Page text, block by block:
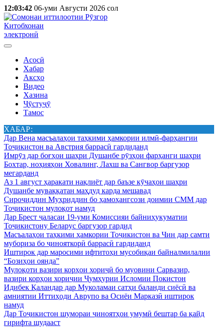
12:03:42 06-уми Августи 2026 сол
Китобхонаи
электронӣ
Асосӣ
Хабар
Аксҳо
Видео
Хазина
Ҷӯстуҷӯ
Тамос
ХАБАР:
Дар Вена масъалаҳои таҳкими ҳамкории илмӣ-фарҳангии
Тоҷикистон ва Австрия баррасӣ гардиданд
Имрӯз дар боғҳои шаҳри Душанбе рӯзҳои фарҳанги шаҳри
Бохтар, ноҳияҳои Ховалинг, Лахш ва Сангвор баргузор
мегарданд
Аз 1 август ҳаракати нақлиёт дар баъзе кӯчаҳои шаҳри
Душанбе муваққатан маҳдуд карда мешавад
Сироҷиддин Муҳриддин бо ҳамоҳангсози доимии СММ дар
Тоҷикистон мулоқот намуд
Дар Брест ҷаласаи 19-уми Комиссияи байниҳукуматии
Тоҷикистону Беларус баргузор гардид
Масъалаҳои таҳкими ҳамкории Тоҷикистон ва Чин дар самти
мубориза бо ҷинояткорӣ баррасӣ гардиданд
Иштирок дар маросими ифтитоҳи мусобиқаи байналмилалии
“Бозиҳои оянда”
Мулоқоти вазири корҳои хориҷӣ бо муовини Сарвазир,
вазири корҳои хориҷии Ҷумҳурии Исломии Покистон
Идибек Қаландар дар Муколамаи сатҳи баланди сиёсӣ ва
амниятии Иттиҳоди Аврупо ва Осиёи Марказӣ иштирок
намуд
Дар Тоҷикистон шумораи ҷиноятҳои умумӣ бештар ба қайд
гирифта шудааст